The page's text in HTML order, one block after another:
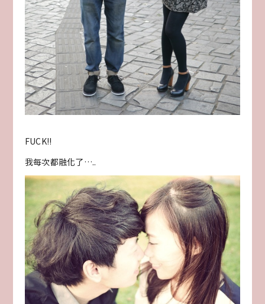
FUCK!!
我每次都融化了…..